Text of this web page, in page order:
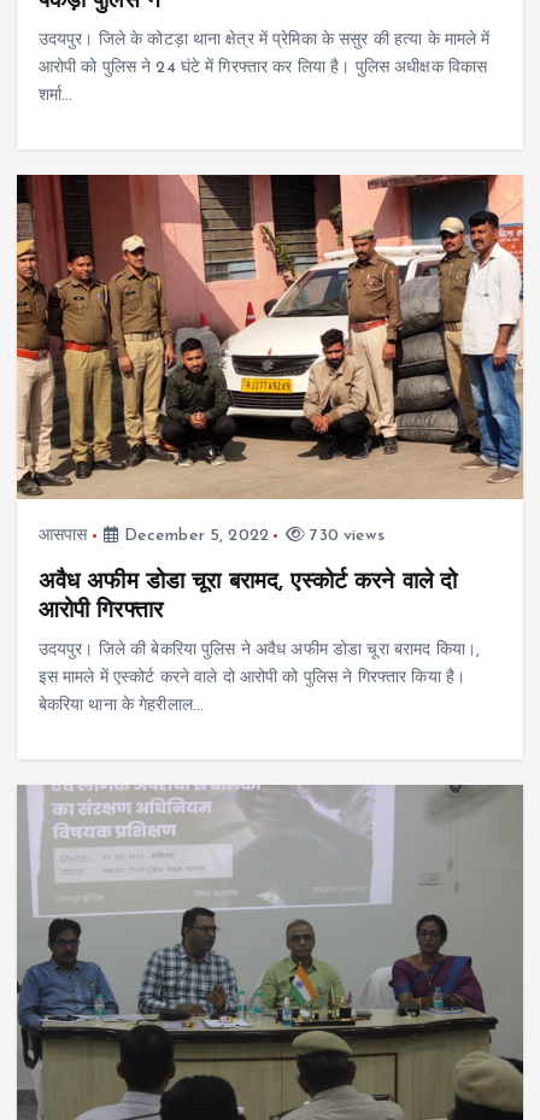
उदयपुर। जिले के कोटड़ा थाना क्षेत्र में प्रेमिका के ससुर की हत्या के मामले में
आरोपी को पुलिस ने 24 घंटे में गिरफ्तार कर लिया है। पुलिस अधीक्षक विकास
शर्मा…
आसपास December 5, 2022 730 views
अवैध अफीम डोडा चूरा बरामद, एस्कोर्ट करने वाले दो
आरोपी गिरफ्तार
उदयपुर। जिले की बेकरिया पुलिस ने अवैध अफीम डोडा चूरा बरामद किया।,
इस मामले में एस्कोर्ट करने वाले दो आरोपी को पुलिस ने गिरफ्तार किया है।
बेकरिया थाना के गेहरीलाल…